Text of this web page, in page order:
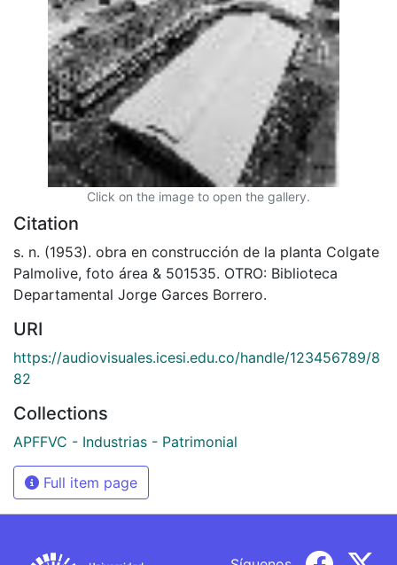
Click on the image to open the gallery.
Citation
s. n. (1953). obra en construcción de la planta Colgate
Palmolive, foto área & 501535. OTRO: Biblioteca
Departamental Jorge Garces Borrero.
URI
https://audiovisuales.icesi.edu.co/handle/123456789/8
82
Collections
APFFVC - Industrias - Patrimonial
Full item page